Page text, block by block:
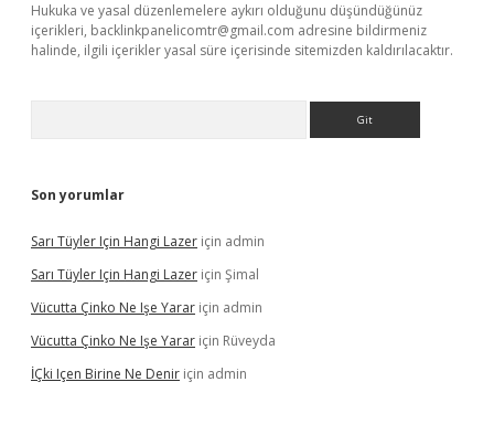
Hukuka ve yasal düzenlemelere aykırı olduğunu düşündüğünüz
içerikleri, backlinkpanelicomtr@gmail.com adresine bildirmeniz
halinde, ilgili içerikler yasal süre içerisinde sitemizden kaldırılacaktır.
Son yorumlar
Sarı Tüyler Için Hangi Lazer için admin
Sarı Tüyler Için Hangi Lazer için Şimal
Vücutta Çinko Ne Işe Yarar için admin
Vücutta Çinko Ne Işe Yarar için Rüveyda
İÇki Içen Birine Ne Denir için admin